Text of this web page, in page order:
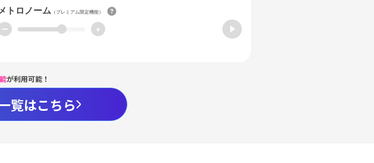
トロノーム （プレミアム限定機能）
ー +
が利用可能！
覧はこちら